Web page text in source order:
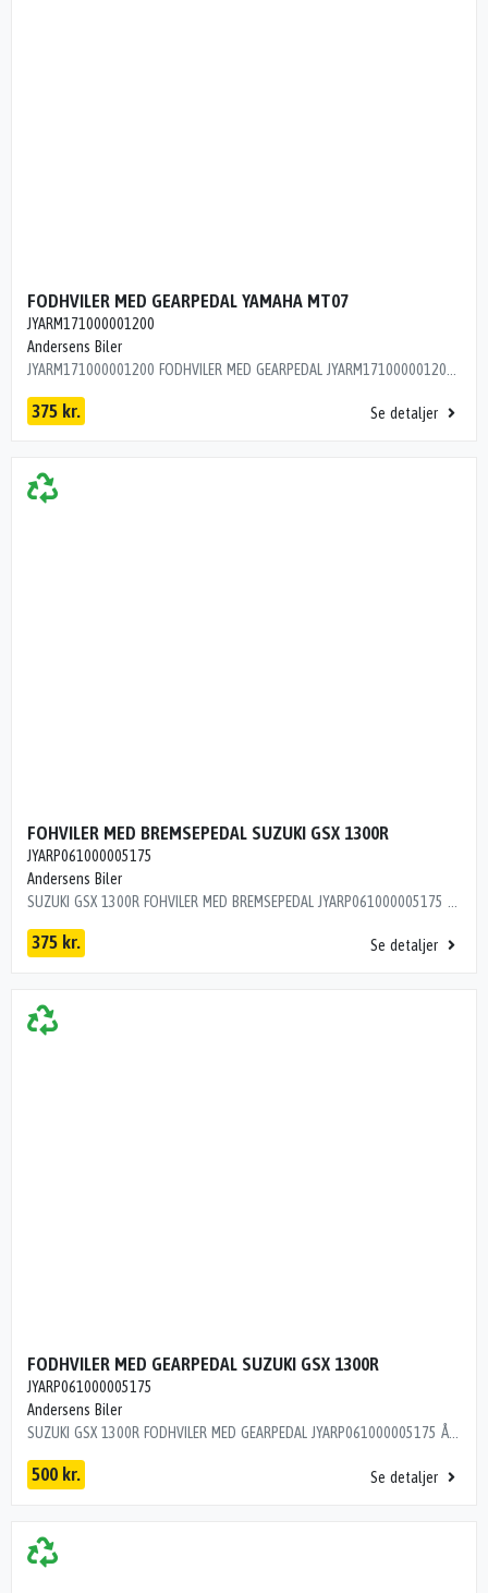
FODHVILER MED GEARPEDAL YAMAHA MT07
JYARM171000001200
Andersens Biler
375 kr. Se detaljer
FOHVILER MED BREMSEPEDAL SUZUKI GSX 1300R
JYARP061000005175
Andersens Biler
375 kr. Se detaljer
FODHVILER MED GEARPEDAL SUZUKI GSX 1300R
JYARP061000005175
Andersens Biler
SUZUKI GSX 1300R FODHVILER MED GEARPEDAL JYARP061000005175 ÅRG 2005 KM 30500
500 kr. Se detaljer